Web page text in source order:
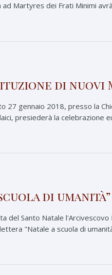
ad Martyres dei Frati Minimi
di nuovi
27 gennaio 2018, presso la
presiederà la celebrazione
scuola di
del Santo Natale
"Natale a scuola di